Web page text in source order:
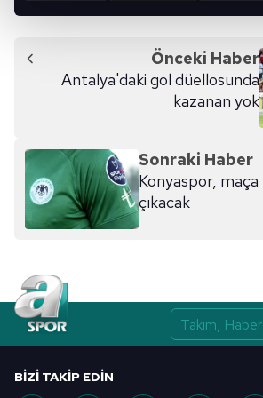
Her halükârda, kullanıcılar, bu
takdirde, kullanıcılara hedefli reklamlar
gösterilmeyecektir."
Sizlere daha iyi bir hizmet sunabilmek
Sitemizde kendimize ve üçüncü kişilere
kullanılmaktadır. Bu çerezler
verileriniz işlenmekte olup gerekli olan
toplumu hizmetlerinin sunulması
reklam/pazarlama faaliyetlerinin
sınırlı olarak açık rızanız dahilinde
Çerezlere ilişkin tercihlerinizi aşağıda
vasıtasıyla belirleyebilirsiniz. Çerezlere
Önceki Haber
Antalya'daki gol düellosunda
kazanan yok
Sonraki Haber
Konyaspor,
çıkacak
BIZI TAKIP EDIN